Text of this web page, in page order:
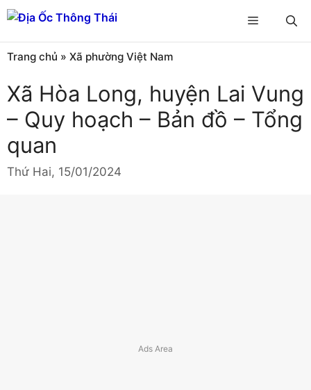
Chuyển
đến
nội
dung
Menu
Trang chủ » Xã phường Việt Nam
Xã Hòa Long, huyện Lai Vung
– Quy hoạch – Bản đồ – Tổng
quan
Thứ Hai, 15/01/2024